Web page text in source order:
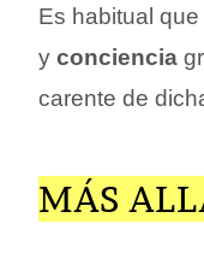
Es habitual
y conciencia
carente de
MÁS